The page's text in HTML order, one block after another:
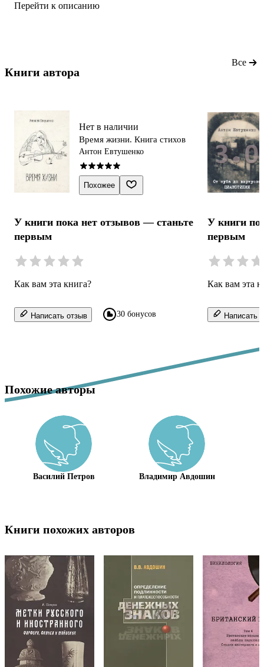
профессоров и докторов наук, малоимущих пенсионеров,
Перейти к описанию
Книги автора
Все
Нет в наличии
Время жизни. Книга стихов
Антон Евтушенко
Похожее
У книги пока нет отзывов — станьте
первым
Как вам эта книга?
Написать отзыв 30 бонусов
У книги
первым
Как вам эта
Написать
Похожие авторы
Василий Петров Владимир Авдошин
Книги похожих авторов